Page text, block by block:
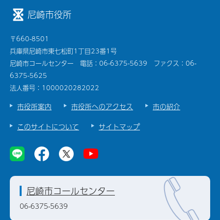
尼崎市役所
〒660-8501
兵庫県尼崎市東七松町1丁目23番1号
尼崎市コールセンター 電話：06-6375-5639 ファクス：06-
6375-5625
法人番号：1000020282022
市役所案内 市役所へのアクセス
市の紹介
このサイトについて
サイトマップ
尼崎市コールセンター
06-6375-5639